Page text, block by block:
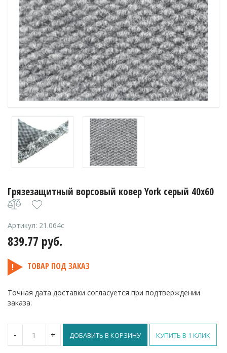
Грязезащитный ворсовый ковер York серый 40х60
Артикул: 21.064с
839.77 руб.
ТОВАР ПОД ЗАКАЗ
Точная дата доставки согласуется при подтверждении
заказа.
-
Грязезащитный
ворсовый
+ ДОБАВИТЬ В КОРЗИНУ КУПИТЬ В 1 КЛИК